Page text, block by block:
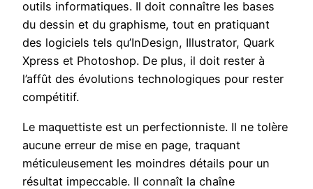
outils informatiques. Il doit connaître les bases
du dessin et du graphisme, tout en pratiquant
des logiciels tels qu’InDesign, Illustrator, Quark
Xpress et Photoshop. De plus, il doit rester à
l’affût des évolutions technologiques pour rester
compétitif.
Le maquettiste est un perfectionniste. Il ne tolère
aucune erreur de mise en page, traquant
méticuleusement les moindres détails pour un
résultat impeccable. Il connaît la chaîne